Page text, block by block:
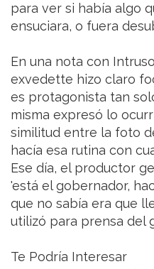
para ver si había algo
ensuciara, o fuera
En una nota con
exvedette hizo claro
es protagonista tan
misma expresó lo
similitud entre la foto
hacía esa rutina con
Ese día, el productor
'está el gobernador,
que no sabía era que
utilizó para prensa del
Te Podría Interesar